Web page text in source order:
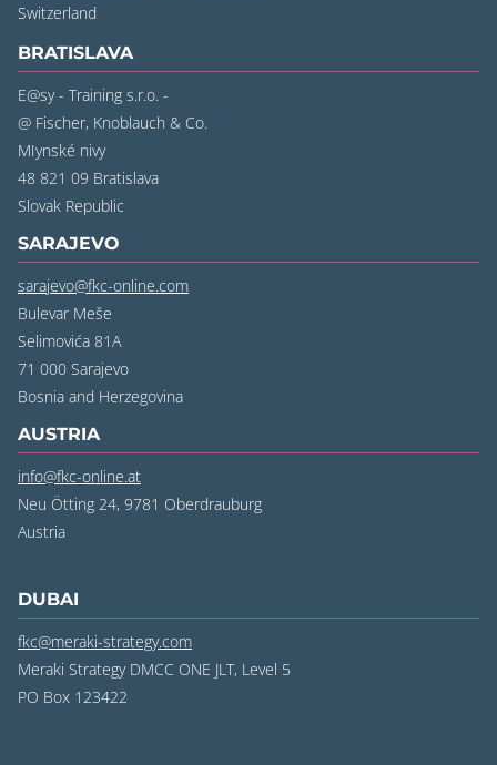
Switzerland
BRATISLAVA
E@sy - Training s.r.o. -
@ Fischer, Knoblauch & Co.
MIynské nivy
48 821 09 Bratislava
Slovak Republic
SARAJEVO
sarajevo@fkc-online.com
Bulevar Meše
Selimovića 81A
71 000 Sarajevo
Bosnia and Herzegovina
AUSTRIA
info@fkc-online.at
Neu Ötting 24, 9781 Oberdrauburg
Austria
DUBAI
fkc@meraki-strategy.com
Meraki Strategy DMCC ONE JLT, Level 5
PO Box 123422